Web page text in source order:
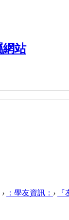
› ：學友資訊： ›